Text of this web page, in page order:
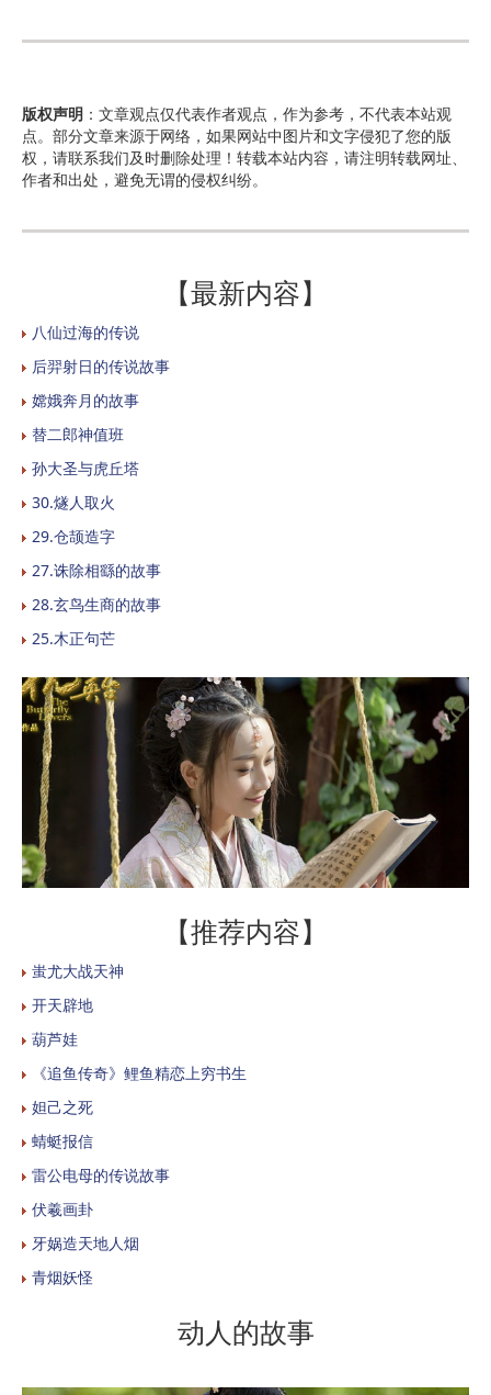
版权声明 ：文章观点仅代表作者观点，作为参考，不代表本站观
点。部分文章来源于网络，如果网站中图片和文字侵犯了您的版
权，请联系我们及时删除处理！转载本站内容，请注明转载网址、
作者和出处，避免无谓的侵权纠纷。
【最新内容】
八仙过海的传说
后羿射日的传说故事
嫦娥奔月的故事
替二郎神值班
孙大圣与虎丘塔
30.燧人取火
29.仓颉造字
27.诛除相繇的故事
28.玄鸟生商的故事
25.木正句芒
【推荐内容】
蚩尤大战天神
开天辟地
葫芦娃
《追鱼传奇》鲤鱼精恋上穷书生
妲己之死
蜻蜓报信
雷公电母的传说故事
伏羲画卦
牙娲造天地人烟
青烟妖怪
动人的故事